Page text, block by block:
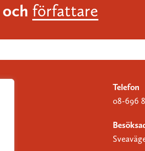
och författare
Telefon
08-696